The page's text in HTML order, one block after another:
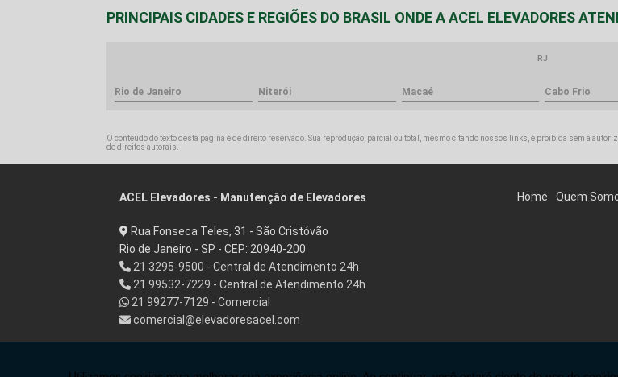
PRINCIPAIS CIDADES E REGIÕES DO BRASIL ONDE A ACEL ELEVADORES
RJ
Rio de Janeiro Niterói Macaé Cabo Frio
O conteúdo do texto desta página é de direito reservado. Sua reprodução, parcial ou total, mesmo citando nossos links, é proibida sem a
de direitos autorais
ACEL Elevadores - Manutenção de Elevadores
Rua Fonseca Teles, 31 - São Cristóvão
Rio de Janeiro - SP - CEP: 20940-200
21 3295-9500 - Central de Atendimento 24h
21 99532-7229 - Central de Atendimento 24h
21 99277-7129 - Comercial
comercial@elevadoresacel.com
Home Quem